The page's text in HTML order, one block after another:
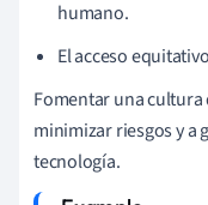
humano.
El acceso
Fomentar una
minimizar riesgos y a
tecnología.